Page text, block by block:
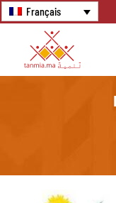
Français